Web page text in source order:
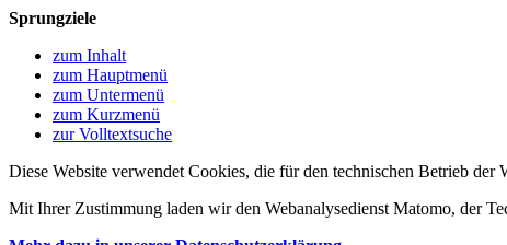
Sprungziele
zum Inhalt
zum Hauptmenü
zum Untermenü
zum Kurzmenü
zur Volltextsuche
Diese Website verwendet Cookies, die für den technischen Betrieb der
Mit Ihrer Zustimmung laden wir den Webanalysedienst Matomo, der